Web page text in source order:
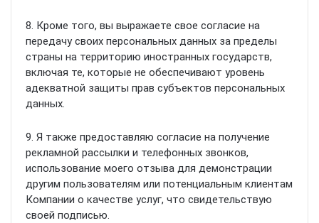
8. Кроме того, вы выражаете свое согласие на
передачу своих персональных данных за пределы
страны на территорию иностранных государств,
включая те, которые не обеспечивают уровень
адекватной защиты прав субъектов персональных
данных.
9. Я также предоставляю согласие на получение
рекламной рассылки и телефонных звонков,
использование моего отзыва для демонстрации
другим пользователям или потенциальным клиентам
Компании о качестве услуг, что свидетельствую
своей подписью.